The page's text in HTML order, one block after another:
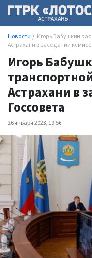
Новости
Игорь Бабушкин
Астрахани в заседании
Игорь
Астрахани в
Госсовета
26 января 2023, 19:56